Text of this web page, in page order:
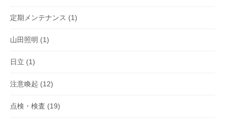
定期メンテナンス (1)
山田照明 (1)
日立 (1)
注意喚起 (12)
点検・検査 (19)